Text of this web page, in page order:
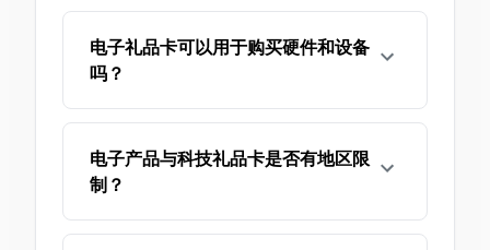
电子礼品卡可以用于购买硬件和设备
吗？
电子产品与科技礼品卡是否有地区限
制？